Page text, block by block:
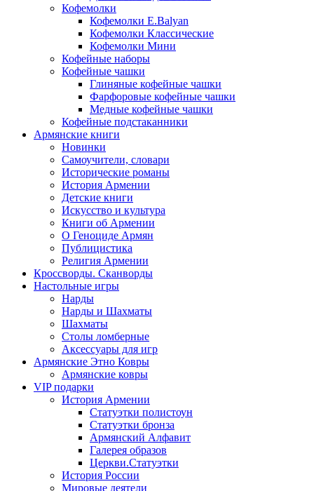
Кофемолки
Кофемолки E.Balyan
Кофемолки Классические
Кофемолки Мини
Кофейные наборы
Кофейные чашки
Глиняные кофейные чашки
Фарфоровые кофейные чашки
Медные кофейные чашки
Кофейные подстаканники
Армянские книги
Новинки
Самоучители, словари
Исторические романы
История Армении
Детские книги
Иcкусство и культура
Книги об Армении
О Геноциде Армян
Публицистика
Религия Армении
Кроссворды. Сканворды
Настольные игры
Нарды
Нарды и Шахматы
Шахматы
Столы ломберные
Аксессуары для игр
Армянские Этно Ковры
Армянские ковры
VIP подарки
История Армении
Статуэтки полистоун
Статуэтки бронза
Армянский Алфавит
Галерея образов
Церкви.Статуэтки
История России
Мировые деятели